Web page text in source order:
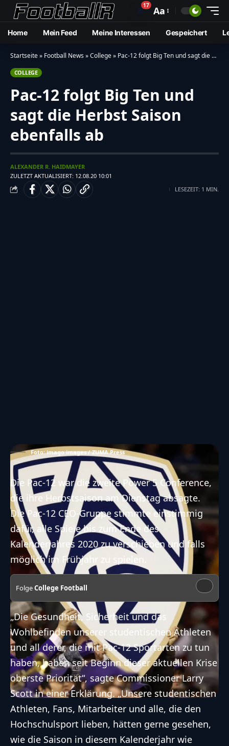
🔔17 Aa
Home Mein Feed Meine Interessen Gespeichert
Startseite» Football News»College» Pac-12 folgt Big Ten und sagt die Herbst Saison ebenfalls ab
COLLEGE
Pac-12 folgt Big Ten und
sagt die Herbst Saison
ebenfalls ab
ZULETZT AKTUALISIERT: 12.08.20 10:01
ALEXANDER R. HAIDMAYER
LESEZEIT: 1 MIN.
Foto: imago images / ZUMA Press
Die Pac-12 war die zweite Power 5 Conference,
die ihre Herbstsaison am Dienstag absagte.
Die Pac-12 CEO-Gruppe stimmte einstimmig
dafür, alle Spiele bis zum Ende des
Kalenderjahres 2020 zu verschieben und falls
möglich im Frühjahr zu spielen.
FolgeCollege Football
„Die Gesundheit, Sicherheit und das
Wohlbefinden unserer studentischen Athleten
und all derer, die mit Pac-12 Sportarten zu tun
haben, haben seit Beginn dieser aktuellen Krise
oberste Priorität“, sagte Commissioner Larry
Scott in einer Erklärung. „Unsere studentischen
Athleten, Fans, Mitarbeiter und alle, die den
Hochschulsport lieben, hätten gerne gesehen,
wie die Saison in diesem Kalenderjahr wie